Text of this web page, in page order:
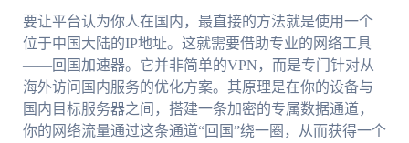
要让平台认为你人在国内，最直接的方法就是使用一个
位于中国大陆的IP地址。这就需要借助专业的网络工具
——回国加速器。它并非简单的VPN，而是专门针对从
海外访问国内服务的优化方案。其原理是在你的设备与
国内目标服务器之间，搭建一条加密的专属数据通道，
你的网络流量通过这条通道“回国”绕一圈，从而获得一个